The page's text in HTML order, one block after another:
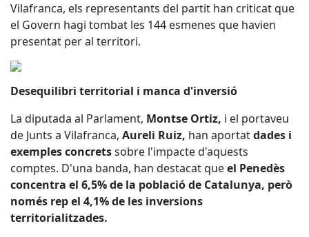
Vilafranca, els representants del partit han criticat que
el Govern hagi tombat les 144 esmenes que havien
presentat per al territori.
Desequilibri territorial i manca d'inversió
La diputada al Parlament, Montse Ortiz, i el portaveu
de Junts a Vilafranca, Aureli Ruiz, han aportatdades i
exemples concretssobre l'impacte d'aquests
comptes. D'una banda, han destacat queel Penedès
concentra el 6,5% de la població de Catalunya, però
només rep el 4,1% de les inversions
territorialitzades.